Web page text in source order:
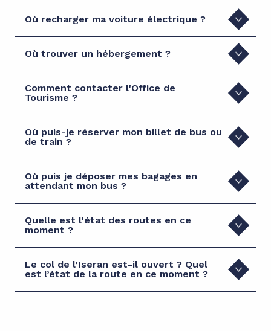
Où recharger ma voiture électrique ?
Où trouver un hébergement ?
Comment contacter l'Office de
Tourisme ?
Où puis-je réserver mon billet de bus ou
de train ?
Où puis je déposer mes bagages en
attendant mon bus ?
Quelle est l'état des routes en ce
moment ?
Le col de l’Iseran est-il ouvert ? Quel
est l’état de la route en ce moment ?